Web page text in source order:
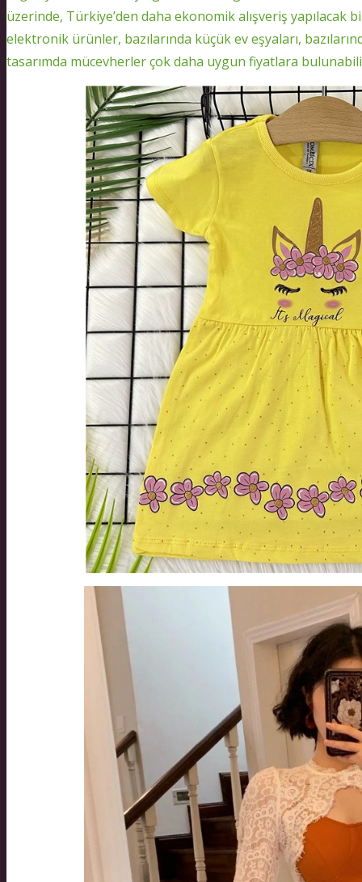
üzerinde, Türkiye’den daha ekonomik alışveriş yapılacak
elektronik ürünler, bazılarında küçük ev eşyaları,
tasarımda mücevherler çok daha uygun fiyatlara